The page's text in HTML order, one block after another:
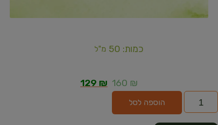
כמות: 50 מ"ל
160 ₪
129 ₪
הוספה לסל